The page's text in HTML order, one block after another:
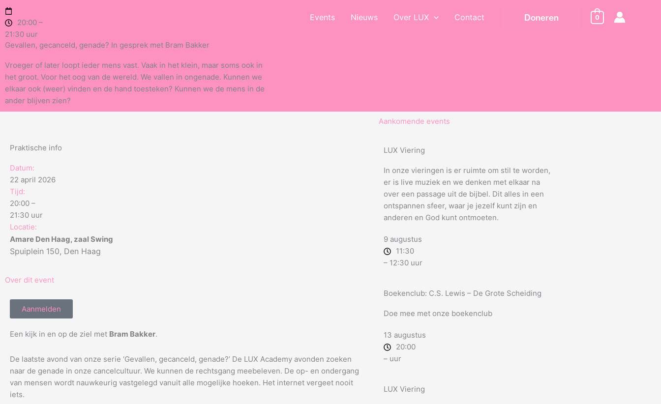
Ga
naar
de
inhoud
Events Nieuws Over LUX Contact Doneren 0
20:00 –
21:30 uur
Gevallen, gecanceld, genade? In gesprek met Bram Bakker
Vroeger of later loopt ieder mens vast. Vaak in het klein, maar soms ook in
het groot. Voor het oog van de wereld. We vallen in ongenade. Kunnen we
elkaar ook (weer) vinden en de hand toesteken? Kunnen we de mens in de
ander blijven zien?
Praktische info
Datum:
22 april 2026
Tijd:
20:00 –
21:30 uur
Locatie:
Amare Den Haag, zaal Swing
Spuiplein 150, Den Haag
Over dit event
Aanmelden
Een kijk in en op de ziel met Bram Bakker.
De laatste avond van onze serie ‘Gevallen, gecanceld, genade?’ De LUX Academy avonden zoeken
naar de genade in onze cancelcultuur. We kunnen de rechtsgang meebeleven. De op- en ondergang
van mensen wordt nauwkeurig vastgelegd vanuit alle mogelijke hoeken. Het internet vergeet nooit
iets.
Aankomende events
LUX Viering
In onze vieringen is er ruimte om stil te worden,
er is live muziek en we denken met elkaar na
over een passage uit de bijbel. Dit alles in een
ontspannen sfeer, waar je jezelf kunt zijn en
anderen en God kunt ontmoeten.
9 augustus
11:30
– 12:30 uur
Boekenclub: C.S. Lewis – De Grote Scheiding
Doe mee met onze boekenclub
13 augustus
20:00
– uur
LUX Viering